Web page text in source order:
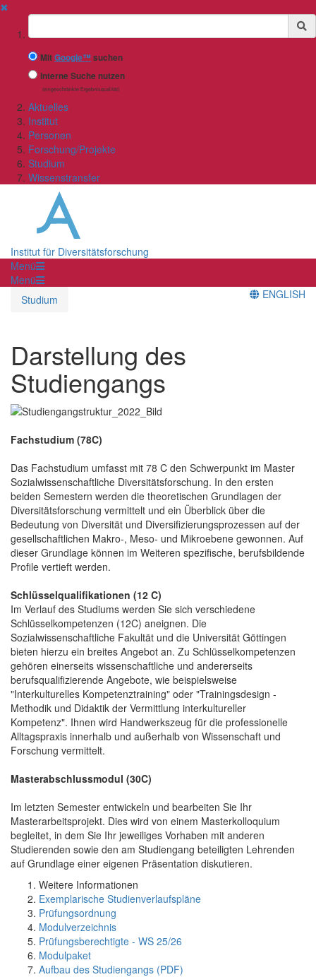
✖
Suchbegriff
MitGoogle™ suchen
Interne Suche nutzen
(eingeschränkte Ergebnisqualität)
Aktuelles
Institut
Personen
Forschung/Projekte
Studium
Wissenstransfer
Institut für Diversitätsforschung
Menü
Menü
Studium
ENGLISH
Darstellung des
Studiengangs
Fachstudium (78C)
Das Fachstudium umfasst mit 78 C den Schwerpunkt im Master
Sozialwissenschaftliche Diversitätsforschung. In den ersten
beiden Semestern werden die theoretischen Grundlagen der
Diversitätsforschung vermittelt und ein Überblick über die
Bedeutung von Diversität und Diversifizierungsprozessen auf der
gesellschaftlichen Makro-, Meso- und Mikroebene gewonnen. Auf
dieser Grundlage können im Weiteren spezifische, berufsbildende
Profile vertieft werden.
Schlüsselqualifikationen (12 C)
Im Verlauf des Studiums werden Sie sich verschiedene
Schlüsselkompetenzen (12C) aneignen. Die
Sozialwissenschaftliche Fakultät und die Universität Göttingen
bieten hierzu ein breites Angebot an. Zu Schlüsselkompetenzen
gehören einerseits wissenschaftliche und andererseits
berufsqualifizierende Angebote, wie beispielsweise
"Interkulturelles Kompetenztraining" oder "Trainingsdesign -
Methodik und Didaktik der Vermittlung interkultureller
Kompetenz". Ihnen wird Handwerkszeug für die professionelle
Alltagspraxis innerhalb und außerhalb von Wissenschaft und
Forschung vermittelt.
Masterabschlussmodul (30C)
Im letzten Semester entwickeln und bearbeiten Sie Ihr
Masterarbeitsprojekt. Dies wird von einem Masterkolloquium
begleitet, in dem Sie Ihr jeweiliges Vorhaben mit anderen
Studierenden sowie den am Studiengang beteiligten Lehrenden
auf Grundlage einer eigenen Präsentation diskutieren.
Weitere Informationen
Exemplarische Studienverlaufspläne
Prüfungsordnung
Modulverzeichnis
Prüfungsberechtigte - WS 25/26
Modulpaket
Aufbau des Studiengangs (PDF)